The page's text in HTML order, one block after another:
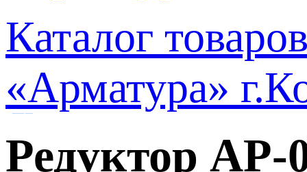
Каталог
«Арматура»
Редуктор АР-